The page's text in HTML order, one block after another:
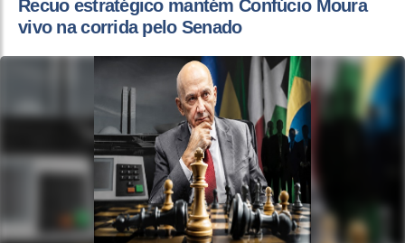
Recuo estratégico mantém Confúcio Moura
vivo na corrida pelo Senado